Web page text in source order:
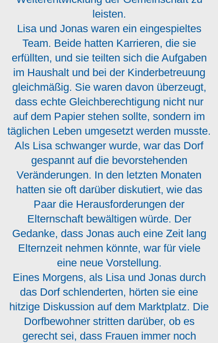
leisten.
Lisa und Jonas waren ein eingespieltes
Team. Beide hatten Karrieren, die sie
erfüllten, und sie teilten sich die Aufgaben
im Haushalt und bei der Kinderbetreuung
gleichmäßig. Sie waren davon überzeugt,
dass echte Gleichberechtigung nicht nur
auf dem Papier stehen sollte, sondern im
täglichen Leben umgesetzt werden musste.
Als Lisa schwanger wurde, war das Dorf
gespannt auf die bevorstehenden
Veränderungen. In den letzten Monaten
hatten sie oft darüber diskutiert, wie das
Paar die Herausforderungen der
Elternschaft bewältigen würde. Der
Gedanke, dass Jonas auch eine Zeit lang
Elternzeit nehmen könnte, war für viele
eine neue Vorstellung.
Eines Morgens, als Lisa und Jonas durch
das Dorf schlenderten, hörten sie eine
hitzige Diskussion auf dem Marktplatz. Die
Dorfbewohner stritten darüber, ob es
gerecht sei, dass Frauen immer noch